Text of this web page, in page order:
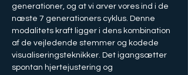
generationer, og at vi arver vores ind i de
næste 7 generationers cyklus. Denne
modalitets kraft ligger i dens kombination
af de vejledende stemmer og kodede
visualiseringsteknikker. Det igangsætter
spontan hjertejustering og